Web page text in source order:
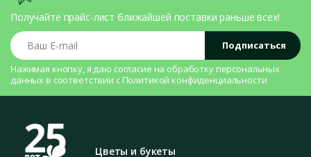
Получайте прайс-лист ближайшей поставки раньше всех!
Ваш E-mail
Подписаться
Нажимая кнопку, я даю согласие на обработку персональных
данных в соответствии с Политикой конфиденциальности
Цветы и букеты